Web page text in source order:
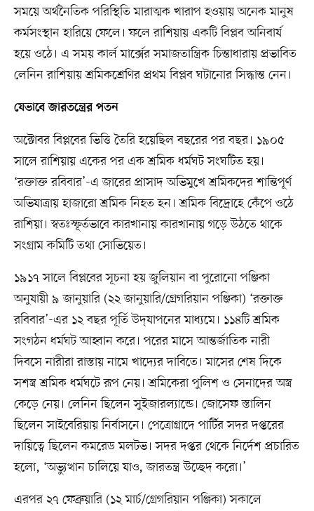
সময়ে অর্থনৈতিক পরিস্থিতি মারাত্মক খারাপ হওয়ায় অনেক মানুষ
কর্মসংস্থান হারিয়ে ফেলে। ফলে রাশিয়ায় একটি বিপ্লব অনিবার্য
হয়ে ওঠে। এ সময় কার্ল মার্ক্সের সমাজতান্ত্রিক চিন্তাধারায় প্রভাবিত
লেনিন রাশিয়ায় শ্রমিকশ্রেণির প্রথম বিপ্লব ঘটানোর সিদ্ধান্ত নেন।
যেভাবে জারতন্ত্রের পতন
অক্টোবর বিপ্লবের ভিত্তি তৈরি হয়েছিল বছরের পর বছর। ১৯০৫
সালে রাশিয়ায় একের পর এক শ্রমিক ধর্মঘট সংঘটিত হয়।
‘রক্তাক্ত রবিবার’-এ জারের প্রাসাদ অভিমুখে শ্রমিকদের শান্তিপূর্ণ
অভিযাত্রায় হাজারো শ্রমিক নিহত হন। শ্রমিক বিদ্রোহে কেঁপে ওঠে
রাশিয়া। স্বতঃস্ফূর্তভাবে কারখানায় কারখানায় গড়ে উঠতে থাকে
সংগ্রাম কমিটি তথা সোভিয়েত।
১৯১৭ সালে বিপ্লবের সূচনা হয় জুলিয়ান বা পুরোনো পঞ্জিকা
অনুযায়ী ৯ জানুয়ারি (২২ জানুয়ারি/গ্রেগরিয়ান পঞ্জিকা) ‘রক্তাক্ত
রবিবার’-এর ১২ বছর পূর্তি উদ্‌যাপনের মাধ্যমে। ১১৪টি শ্রমিক
সংগঠন ধর্মঘট আহ্বান করে। পরের মাসে আন্তর্জাতিক নারী
দিবসে নারীরা রাস্তায় নামে খাদ্যের দাবিতে। মাসের শেষ দিকে
সশস্ত্র শ্রমিক ধর্মঘটে রূপ নেয়। শ্রমিকেরা পুলিশ ও সেনাদের অস্ত্র
কেড়ে নেয়। লেনিন ছিলেন সুইজারল্যান্ডে। জোসেফ স্তালিন
ছিলেন সাইবেরিয়ায় নির্বাসনে। পেত্রোগ্রাদে পার্টির সদর দপ্তরের
দায়িত্বে ছিলেন কমরেড মলটভ। সদর দপ্তর থেকে নির্দেশ প্রচারিত
হলো, ‘অভ্যুত্থান চালিয়ে যাও, জারতন্ত্র উচ্ছেদ করো।’
এরপর ২৭ ফেব্রুয়ারি (১২ মার্চ/গ্রেগরিয়ান পঞ্জিকা) সকালে